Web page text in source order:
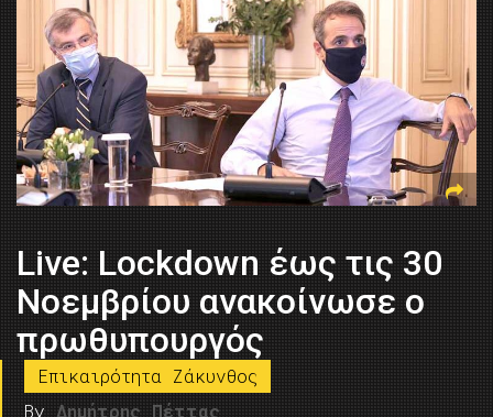
Live: Lockdown έως τις 30
Νοεμβρίου ανακοίνωσε ο
πρωθυπουργός
Επικαιρότητα Ζάκυνθος
By Δημήτρης Πέττας